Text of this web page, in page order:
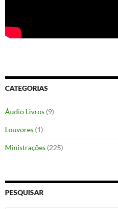
CATEGORIAS
Áudio Livros (9)
Louvores (1)
Ministrações (225)
PESQUISAR